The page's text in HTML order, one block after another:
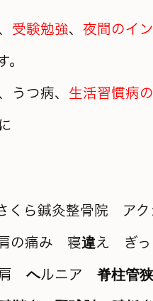
受験勉強、 夜間のイ
。
うつ病、 生活習慣病